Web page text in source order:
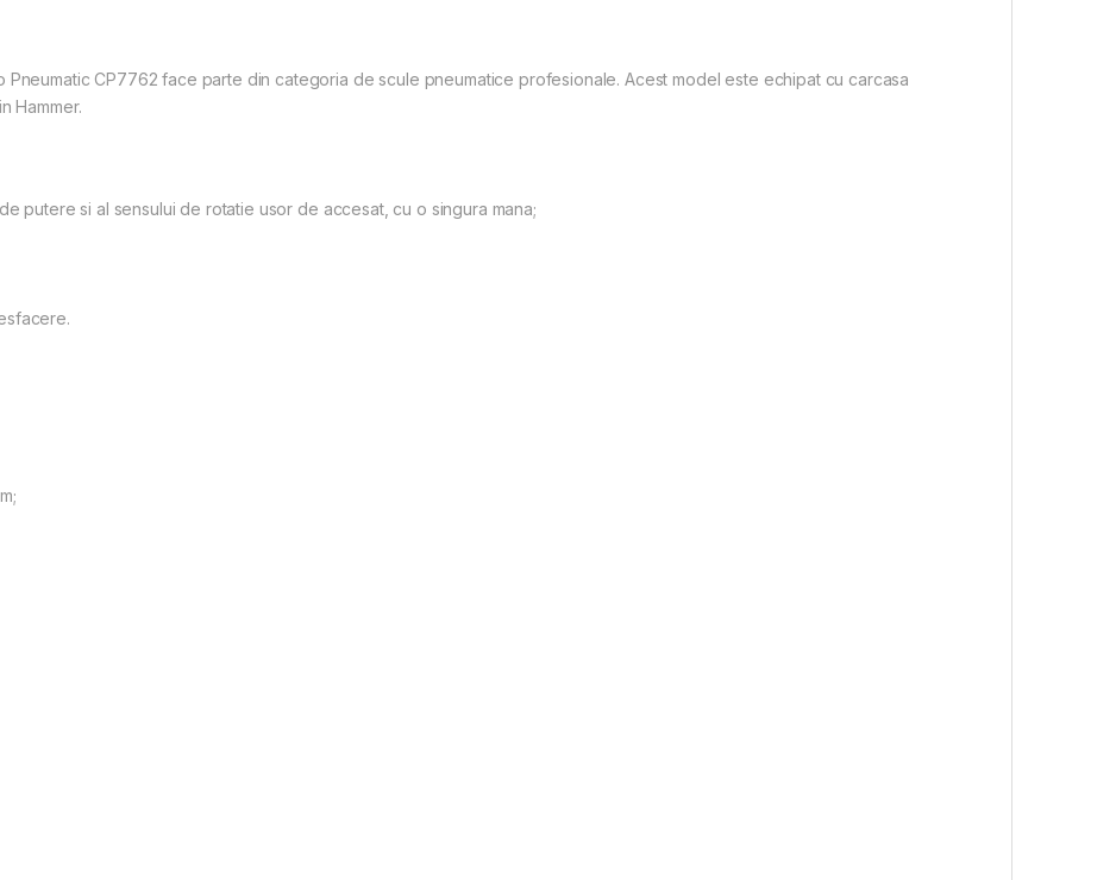
Pneumatic CP7762 face parte din categoria de scule pneumatice profesionale. Acest model este echipat cu carcasa
Hammer.
putere si al sensului de rotatie usor de accesat, cu o singura mana;